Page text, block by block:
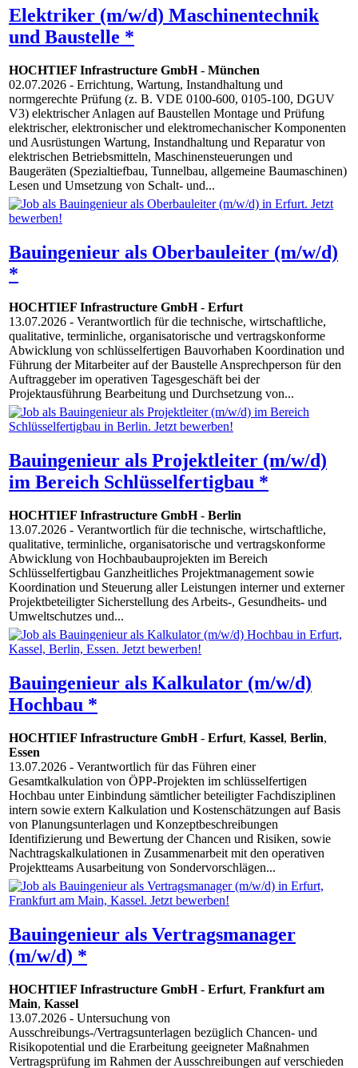
Elektriker (m/w/d) Maschinentechnik
und Baustelle *
HOCHTIEF Infrastructure GmbH- München
02.07.2026 - Errichtung, Wartung, Instandhaltung und
normgerechte Prüfung (z. B. VDE 0100-600, 0105-100, DGUV
V3) elektrischer Anlagen auf Baustellen Montage und Prüfung
elektrischer, elektronischer und elektromechanischer Komponenten
und Ausrüstungen Wartung, Instandhaltung und Reparatur von
elektrischen Betriebsmitteln, Maschinensteuerungen und
Baugeräten (Spezialtiefbau, Tunnelbau, allgemeine Baumaschinen)
Lesen und Umsetzung von Schalt- und...
Bauingenieur als Oberbauleiter (m/w/d)
*
HOCHTIEF Infrastructure GmbH- Erfurt
13.07.2026 - Verantwortlich für die technische, wirtschaftliche,
qualitative, terminliche, organisatorische und vertragskonforme
Abwicklung von schlüsselfertigen Bauvorhaben Koordination und
Führung der Mitarbeiter auf der Baustelle Ansprechperson für den
Auftraggeber im operativen Tagesgeschäft bei der
Projektausführung Bearbeitung und Durchsetzung von...
Bauingenieur als Projektleiter (m/w/d)
im Bereich Schlüsselfertigbau *
HOCHTIEF Infrastructure GmbH- Berlin
13.07.2026 - Verantwortlich für die technische, wirtschaftliche,
qualitative, terminliche, organisatorische und vertragskonforme
Abwicklung von Hochbaubauprojekten im Bereich
Schlüsselfertigbau Ganzheitliches Projektmanagement sowie
Koordination und Steuerung aller Leistungen interner und externer
Projektbeteiligter Sicherstellung des Arbeits-, Gesundheits- und
Umweltschutzes und...
Bauingenieur als Kalkulator (m/w/d)
Hochbau *
HOCHTIEF Infrastructure GmbH- Erfurt, Kassel, Berlin,
Essen
13.07.2026 - Verantwortlich für das Führen einer
Gesamtkalkulation von ÖPP-Projekten im schlüsselfertigen
Hochbau unter Einbindung sämtlicher beteiligter Fachdisziplinen
intern sowie extern Kalkulation und Kostenschätzungen auf Basis
von Planungsunterlagen und Konzeptbeschreibungen
Identifizierung und Bewertung der Chancen und Risiken, sowie
Nachtragskalkulationen in Zusammenarbeit mit den operativen
Projektteams Ausarbeitung von Sondervorschlägen...
Bauingenieur als Vertragsmanager
(m/w/d) *
HOCHTIEF Infrastructure GmbH- Erfurt, Frankfurt am
Main, Kassel
13.07.2026 - Untersuchung von
Ausschreibungs-/Vertragsunterlagen bezüglich Chancen- und
Risikopotential und die Erarbeitung geeigneter Maßnahmen
Vertragsprüfung im Rahmen der Ausschreibungen auf verschieden